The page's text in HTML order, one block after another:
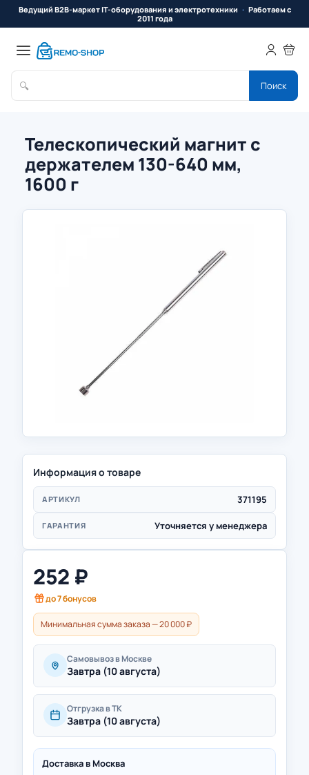
Ведущий B2B-маркет IT-оборудования и электротехники
Работаем с
2011 года
🔍 Поиск
Телескопический магнит с
держателем 130-640 мм,
1600 г
Информация о товаре
АРТИКУЛ 371195
ГАРАНТИЯ Уточняется у менеджера
252 ₽
до7бонусов
Минимальная сумма заказа — 20 000 ₽
Самовывоз в Москве
Завтра (10 августа)
Отгрузка в ТК
Завтра (10 августа)
Доставка в Москва